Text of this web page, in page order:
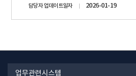
담당자 업데이트일자 2026-01-19
업무관련시스템